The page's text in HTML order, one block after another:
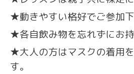
★動きやすい格好でご参加下
★各自飲み物を忘れずにお持
★大人の方はマスクの着用
す。